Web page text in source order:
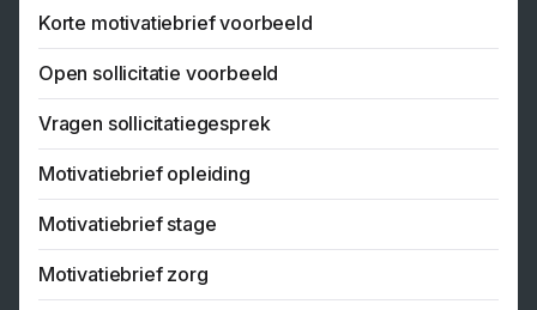
Korte motivatiebrief voorbeeld
Open sollicitatie voorbeeld
Vragen sollicitatiegesprek
Motivatiebrief opleiding
Motivatiebrief stage
Motivatiebrief zorg